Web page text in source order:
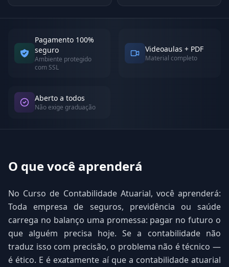
Pagamento 100%
seguro
Ambiente protegido
com SSL
Videoaulas + PDF
Material completo
Aberto a todos
Não exige graduação
O que você aprenderá
No Curso de Contabilidade Atuarial, você aprenderá:
Toda empresa de seguros, previdência ou saúde
carrega no balanço uma promessa: pagar no futuro o
que alguém precisa hoje. Se a contabilidade não
traduz isso com precisão, o problema não é técnico —
é ético. E é exatamente aí que a contabilidade atuarial